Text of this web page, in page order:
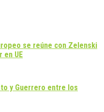
se reúne con Zelenski
en UE
y Guerrero entre los